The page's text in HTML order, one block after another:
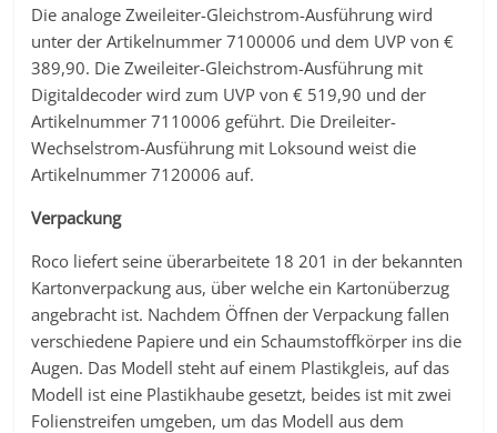
Die analoge Zweileiter-Gleichstrom-Ausführung wird
unter der Artikelnummer 7100006 und dem UVP von €
389,90. Die Zweileiter-Gleichstrom-Ausführung mit
Digitaldecoder wird zum UVP von € 519,90 und der
Artikelnummer 7110006 geführt. Die Dreileiter-
Wechselstrom-Ausführung mit Loksound weist die
Artikelnummer 7120006 auf.
Verpackung
Roco liefert seine überarbeitete 18 201 in der bekannten
Kartonverpackung aus, über welche ein Kartonüberzug
angebracht ist. Nachdem Öffnen der Verpackung fallen
verschiedene Papiere und ein Schaumstoffkörper ins die
Augen. Das Modell steht auf einem Plastikgleis, auf das
Modell ist eine Plastikhaube gesetzt, beides ist mit zwei
Folienstreifen umgeben, um das Modell aus dem